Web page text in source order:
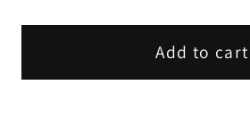
Walk&amp;Go
or or
Add to cart